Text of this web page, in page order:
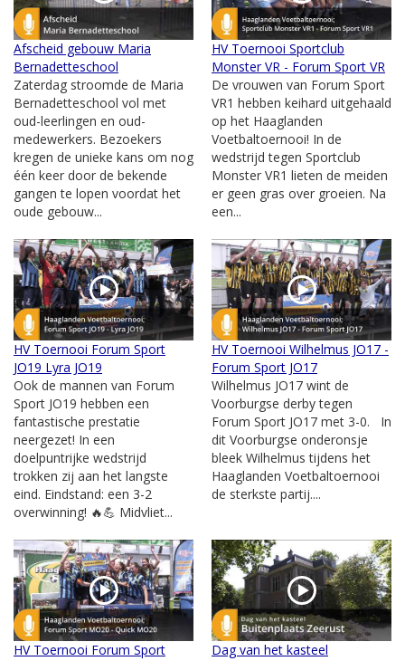
Afscheid gebouw Maria
Bernadetteschool
Zaterdag stroomde de Maria
Bernadetteschool vol met
oud-leerlingen en oud-
medewerkers. Bezoekers
kregen de unieke kans om nog
één keer door de bekende
gangen te lopen voordat het
oude gebouw...
HV Toernooi Sportclub
Monster VR - Forum Sport VR
De vrouwen van Forum Sport
VR1 hebben keihard uitgehaald
op het Haaglanden
Voetbaltoernooi! In de
wedstrijd tegen Sportclub
Monster VR1 lieten de meiden
er geen gras over groeien. Na
een...
HV Toernooi Forum Sport
JO19 Lyra JO19
Ook de mannen van Forum
Sport JO19 hebben een
fantastische prestatie
neergezet! In een
doelpuntrijke wedstrijd
trokken zij aan het langste
eind. Eindstand: een 3-2
overwinning! 🔥💪 Midvliet...
HV Toernooi Wilhelmus JO17 -
Forum Sport JO17
Wilhelmus JO17 wint de
Voorburgse derby tegen
Forum Sport JO17 met 3-0. In
dit Voorburgse onderonsje
bleek Wilhelmus tijdens het
Haaglanden Voetbaltoernooi
de sterkste partij....
HV Toernooi Forum Sport
Dag van het kasteel